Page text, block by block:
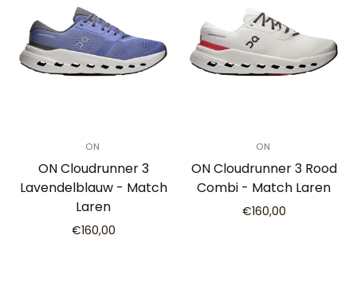
ON
ON Cloudrunner 3
Lavendelblauw - Match
Laren
€160,00
ON
ON Cloudrunner 3 Rood
Combi - Match Laren
€160,00